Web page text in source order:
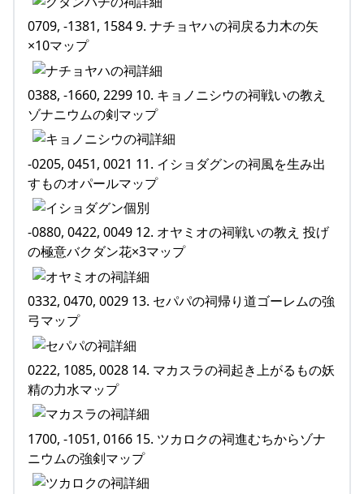
0709, -1381, 1584 9. ナチョヤハの祠戻る力木の矢
×10マップ
0388, -1660, 2299 10. キョノニシウの祠戦いの教え
ゾナニウムの剣マップ
-0205, 0451, 0021 11. イショダグンの祠風を生み出
すものオパールマップ
-0880, 0422, 0049 12. オヤミオの祠戦いの教え 投げ
の極意バクダン花×3マップ
0332, 0470, 0029 13. セパパの祠帰り道ゴーレムの強
弓マップ
0222, 1085, 0028 14. マカスラの祠起き上がるもの妖
精の力水マップ
1700, -1051, 0166 15. ツカロクの祠進むちからゾナ
ニウムの強剣マップ